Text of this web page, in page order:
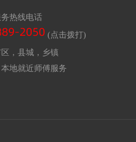
热线电话
(点击拨打)
，县城，乡镇
地就近师傅服务